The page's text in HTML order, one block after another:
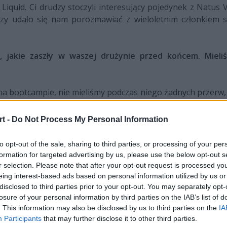
- Do Not Process My Personal Information
opt-out of the sale, sharing to third parties, or processing of your
for targeted advertising by us, please use the below opt-out
selection. Please note that after your opt-out request is processed
interest-based ads based on personal information utilized by us
to third parties prior to your opt-out. You may separately
of your personal information by third parties on the IAB’s list of
This information may also be disclosed by us to third parties on the
Participants that may further disclose it to other third parties.
Ci drudzy stoczyli interesujący pojedynek z Natus
udało się nam porozmawiać z wieloletnim członkiem
jakie zaszły w waszej drużynie przed końcem.
bootcampie, nie mieliśmy podczas niego żadnych
powiedzieć, że jesteśmy dobrze przygotowani.
radzić sobie bez gracza na pozycji supporta?
supporta w tej grze. Myślę, że w zasadzie każdy
Gdy masz taką strategię, jak nasza, zawsze znajdzie
z dobrą komunikacją, kiedy na przykład flaszujesz,
tego aspektu. W sumie, to nawet wydaje mi się,